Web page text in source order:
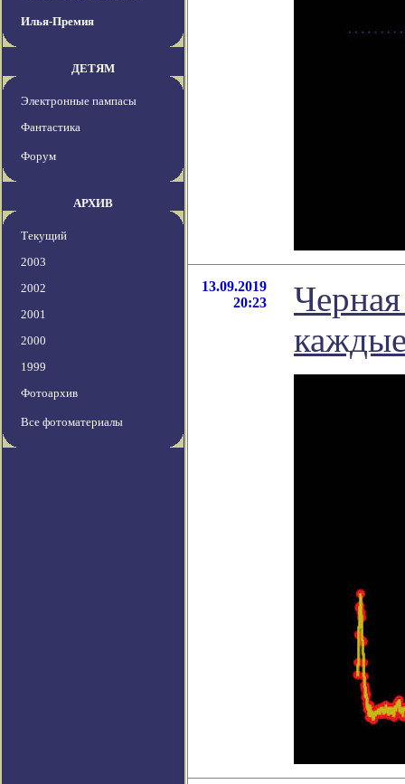
Илья-Премия
ДЕТЯМ
Электронные пампасы
Фантастика
Форум
АРХИВ
Текущий
2003
2002
2001
2000
1999
Фотоархив
Все фотоматериалы
13.09.2019
20:23